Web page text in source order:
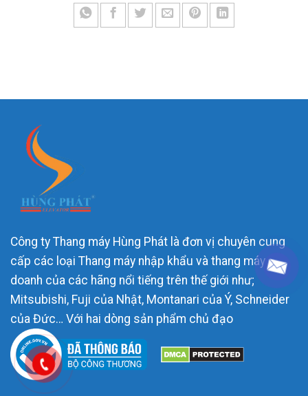
Công ty Thang máy Hùng Phát là đơn vị chuyên cung
cấp các loại Thang máy nhập khẩu và thang máy liên
doanh của các hãng nổi tiếng trên thế giới như;
Mitsubishi, Fuji của Nhật, Montanari của Ý, Schneider
của Đức… Với hai dòng sản phẩm chủ đạo